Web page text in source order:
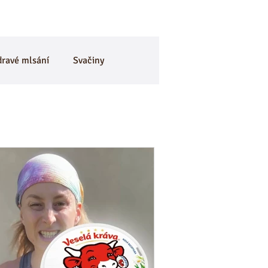
mlsání Svačiny
CviKuch Cvičici Kuchařka
Mák Bez mouky